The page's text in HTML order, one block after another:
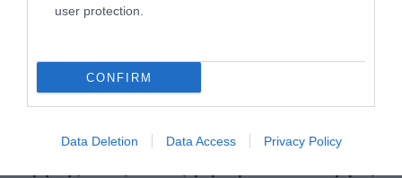
user protection.
CONFIRM
Data Deletion Data Access Privacy Policy